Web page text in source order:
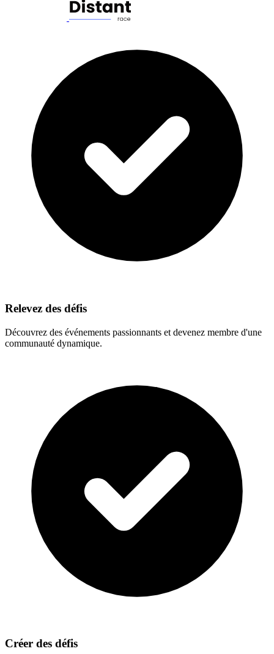
Relevez des défis
Découvrez des événements passionnants et devenez membre d'une
communauté dynamique.
Créer des défis